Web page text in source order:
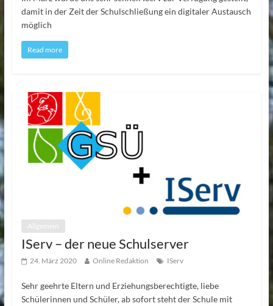
damit in der Zeit der Schulschließung ein digitaler Austausch
möglich
Read more
Allgemein
IServ – der neue Schulserver
24. März 2020 Online Redaktion IServ
Sehr geehrte Eltern und Erziehungsberechtigte, liebe
Schülerinnen und Schüler, ab sofort steht der Schule mit